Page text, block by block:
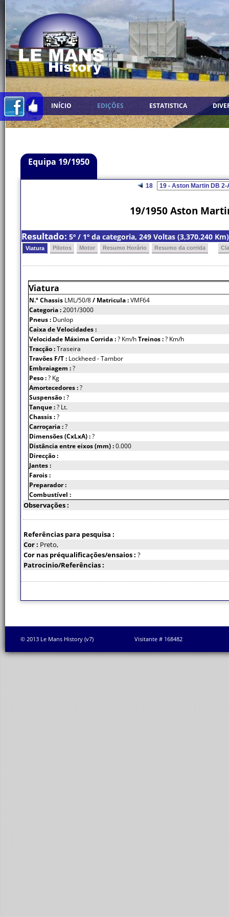
INÍCIO EDIÇÕES ESTATISTICA
Equipa 19/1950
18
19/1950 Aston
Resultado: 5º / 1º da categoria, 249 Voltas (3,370.240
Viatura Pilotos Motor Resumo Horário Resumo da corrida
Viatura
N.º Chassis LML/50/8/ Matricula :VMF64
Categoria :2001/3000
Pneus : Dunlop
Caixa de Velocidades :
Velocidade Máxima Corrida :? Km/hTreinos :? Km/h
Tracção :Traseira
Travões F/T : Lockheed - Tambor
Embraiagem :?
Peso :? Kg
Amortecedores :?
Suspensão :?
Tanque :? Lt.
Chassis :?
Carroçaria :?
Dimensões (CxLxA) :?
Distância entre eixos (mm) :0.000
Direcção :
Jantes :
Farois :
Preparador :
Combustível :
Observações :
Referências para pesquisa :
Cor : Preto,
Cor nas préqualificações/ensaios : ?
Patrocinio/Referências :
© 2013 Le Mans History (v7) Visitante # 168482